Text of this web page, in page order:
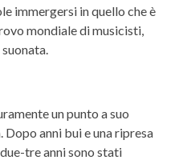
immergersi in quello che è
mondiale di musicisti,
un punto a suo
anni bui e una ripresa
tre anni sono stati